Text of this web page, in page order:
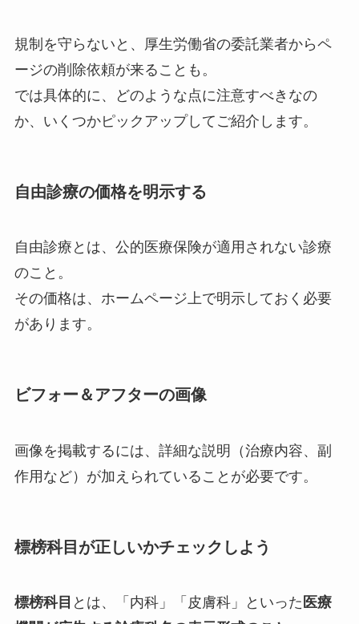
規制を守らないと、厚生労働省の委託業者からペ
ージの削除依頼が来ることも。
では具体的に、どのような点に注意すべきなの
か、いくつかピックアップしてご紹介します。
自由診療の価格を明示する
自由診療とは、公的医療保険が適用されない診療
のこと。
その価格は、ホームページ上で明示しておく必要
があります。
ビフォー＆アフターの画像
画像を掲載するには、詳細な説明（治療内容、副
作用など）が加えられていることが必要です。
標榜科目が正しいかチェックしよう
標榜科目 とは、「内科」「皮膚科」といった 医療